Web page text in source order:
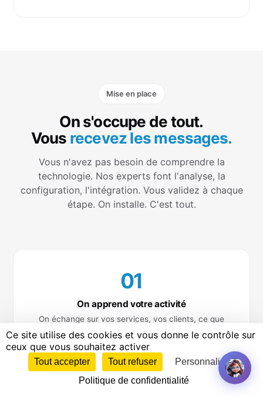
Mise en place
On s'occupe de tout.
Vous recevez les messages.
Vous n'avez pas besoin de comprendre la
technologie. Nos experts font l'analyse, la
configuration, l'intégration. Vous validez à chaque
étape. On installe. C'est tout.
01
On apprend votre activité
On échange sur vos services, vos clients, ce que
vous voulez qu'elle sache, et ce qu'elle ne doit pas
dire
Tester l'assistante
Ce site utilise des cookies et vous donne le contrôle sur
ceux que vous souhaitez activer
Tout accepter Tout refuser
Personnaliser
Politique de confidentialité